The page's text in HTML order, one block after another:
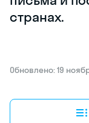
странах.
Обновлено: 19